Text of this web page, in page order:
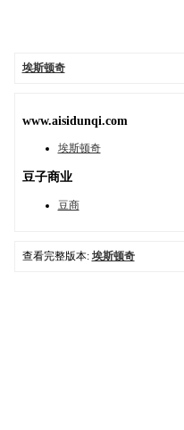
埃斯顿奇
www.aisidunqi.com
埃斯顿奇
豆子商业
豆商
查看完整版本: 埃斯顿奇